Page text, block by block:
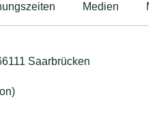
Medien
Saarbrücken